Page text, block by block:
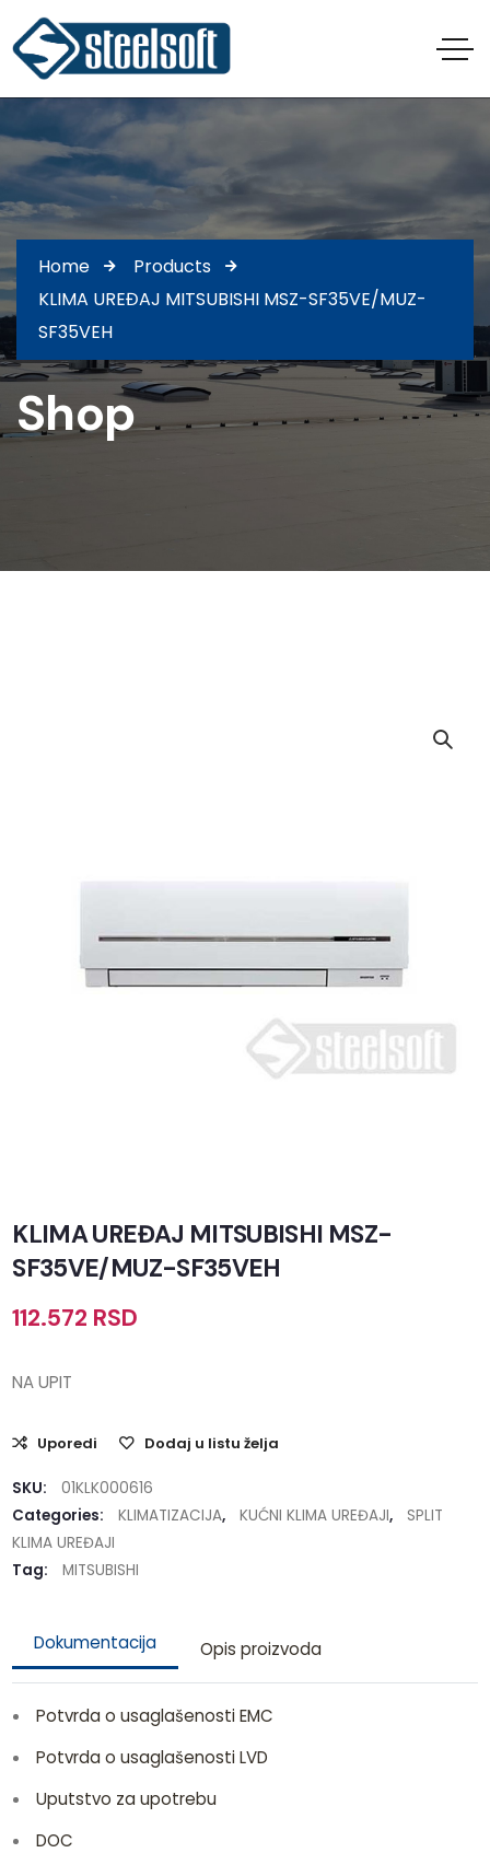
Home
Products
KLIMA UREĐAJ MITSUBISHI MSZ-SF35VE/MUZ-
SF35VEH
Shop
KLIMA UREĐAJ MITSUBISHI MSZ-
SF35VE/MUZ-SF35VEH
112.572 RSD
NA UPIT
Uporedi Dodaj u listu želja
SKU:
01KLK000616
Categories:
KLIMATIZACIJA, KUĆNI KLIMA UREĐAJI,
SPLIT
KLIMA UREĐAJI
Tag:
MITSUBISHI
Dokumentacija Opis proizvoda
Potvrda o usaglašenosti EMC
Potvrda o usaglašenosti LVD
Uputstvo za upotrebu
DOC